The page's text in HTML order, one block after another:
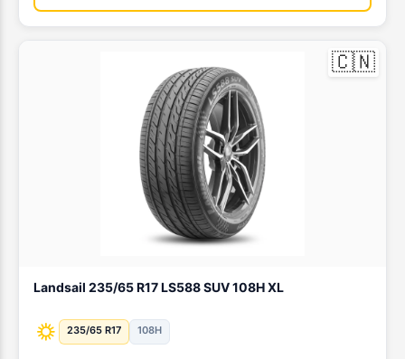
🇨🇳
Landsail 235/65 R17 LS588 SUV 108H XL
235/65 R17 108H